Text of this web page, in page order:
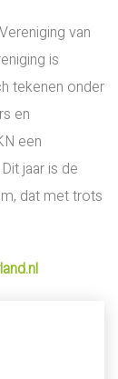
van
is
tekenen onder
en
een
jaar is de
dat met trots